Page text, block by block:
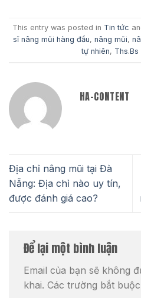
This entry was posted in Tin tức
sĩ nâng mũi hàng đầu, nâng mũi,
tự nhiên, Ths.Bs
HA-CONTENT
Địa chỉ nâng mũi tại Đà
Nẵng: Địa chỉ nào uy tín,
được đánh giá cao?
Để lại một bình luận
Email của bạn sẽ không
khai. Các trường bắt